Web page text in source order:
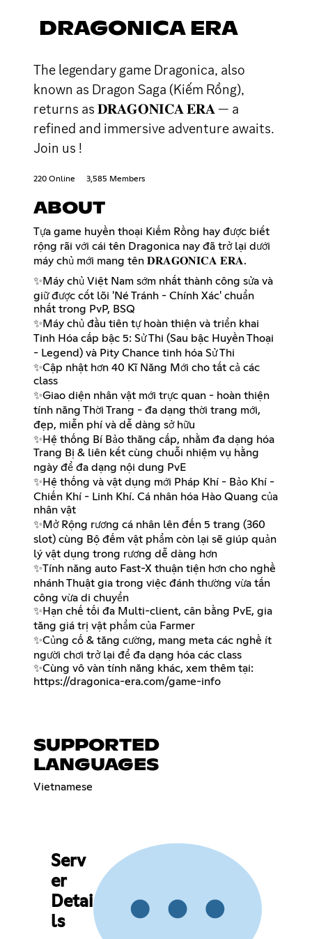
DRAGONICA ERA
The legendary game Dragonica, also
known as Dragon Saga (Kiếm Rồng),
returns as 𝐃𝐑𝐀𝐆𝐎𝐍𝐈𝐂𝐀 𝐄𝐑𝐀 — a
refined and immersive adventure awaits.
Join us !
220 Online 3,585 Members
ABOUT
Tựa game huyền thoại Kiếm Rồng hay được biết
rộng rãi với cái tên Dragonica nay đã trở lại dưới
máy chủ mới mang tên 𝐃𝐑𝐀𝐆𝐎𝐍𝐈𝐂𝐀 𝐄𝐑𝐀.
✨Máy chủ Việt Nam sớm nhất thành công sửa và
giữ được cốt lõi 'Né Tránh - Chính Xác' chuẩn
nhất trong PvP, BSQ
✨Máy chủ đầu tiên tự hoàn thiện và triển khai
Tinh Hóa cấp bậc 5: Sử Thi (Sau bậc Huyền Thoại
- Legend) và Pity Chance tinh hóa Sử Thi
✨Cập nhật hơn 40 Kĩ Năng Mới cho tất cả các
class
✨Giao diện nhân vật mới trực quan - hoàn thiện
tính năng Thời Trang - đa dạng thời trang mới,
đẹp, miễn phí và dễ dàng sở hữu
✨Hệ thống Bí Bảo thăng cấp, nhằm đa dạng hóa
Trang Bị & liên kết cùng chuỗi nhiệm vụ hằng
ngày để đa dạng nội dung PvE
✨Hệ thống và vật dụng mới Pháp Khí - Bảo Khí -
Chiến Khí - Linh Khí. Cá nhân hóa Hào Quang của
nhân vật
✨Mở Rộng rương cá nhân lên đến 5 trang (360
slot) cùng Bộ đếm vật phẩm còn lại sẽ giúp quản
lý vật dụng trong rương dễ dàng hơn
✨Tính năng auto Fast-X thuận tiện hơn cho nghề
nhánh Thuật gia trong việc đánh thường vừa tấn
công vừa di chuyển
✨Hạn chế tối đa Multi-client, cân bằng PvE, gia
tăng giá trị vật phẩm của Farmer
✨Củng cố & tăng cường, mang meta các nghề ít
người chơi trở lại để đa dạng hóa các class
✨Cùng vô vàn tính năng khác, xem thêm tại:
https://dragonica-era.com/game-info
SUPPORTED
LANGUAGES
Vietnamese
Serv
er
Detai
ls